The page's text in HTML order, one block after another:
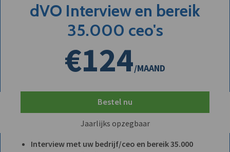
dVO Interview en bereik
35.000 ceo's
€124/MAAND
Bestel nu
Jaarlijks opzegbaar
Interview met uw bedrijf/ceo en bereik 35.000